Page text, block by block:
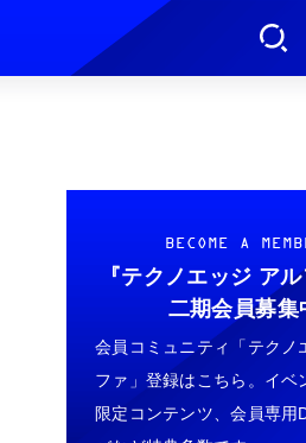
BECOME A
『テクノエッジ アル
二期会員募集
会員コミュニティ「テクノ
ファ」登録はこちら。イベ
限定コンテンツ、会員専用